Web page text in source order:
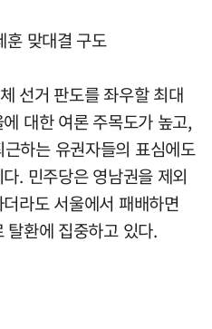
맞대결 구도
선거 판도를 좌우할 최대
대한 여론 주목도가 높고,
하는 유권자들의 표심에도
. 민주당은 영남권을 제외
라도 서울에서 패배하면
탈환에 집중하고 있다.